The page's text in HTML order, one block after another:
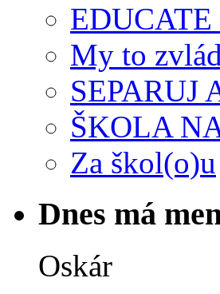
EDUCATE
My to
SEPARUJ
ŠKOLA
Za škol(o)u
Dnes má
Oskár